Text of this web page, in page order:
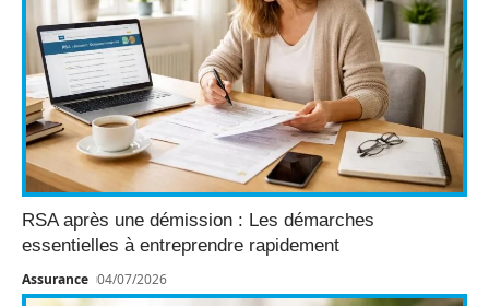
RSA après une démission : Les démarches
essentielles à entreprendre rapidement
Assurance 04/07/2026